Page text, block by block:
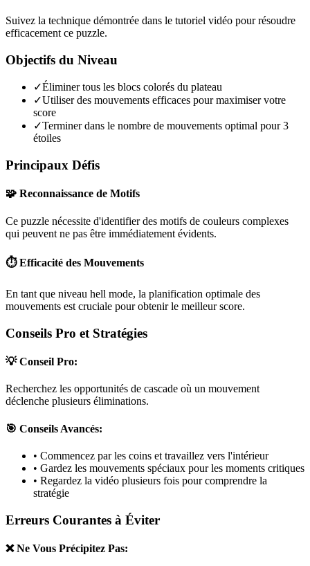
Suivez la technique démontrée dans le tutoriel vidéo pour résoudre
efficacement ce puzzle.
Objectifs du Niveau
✓Éliminer tous les blocs colorés du plateau
✓Utiliser des mouvements efficaces pour maximiser votre
score
✓Terminer dans le nombre de mouvements optimal pour 3
étoiles
Principaux Défis
🧩 Reconnaissance de Motifs
Ce puzzle nécessite d'identifier des motifs de couleurs complexes
qui peuvent ne pas être immédiatement évidents.
⏱️ Efficacité des Mouvements
En tant que niveau hell mode, la planification optimale des
mouvements est cruciale pour obtenir le meilleur score.
Conseils Pro et Stratégies
💡 Conseil Pro:
Recherchez les opportunités de cascade où un mouvement
déclenche plusieurs éliminations.
🎯 Conseils Avancés:
• Commencez par les coins et travaillez vers l'intérieur
• Gardez les mouvements spéciaux pour les moments critiques
• Regardez la vidéo plusieurs fois pour comprendre la
stratégie
Erreurs Courantes à Éviter
❌ Ne Vous Précipitez Pas: